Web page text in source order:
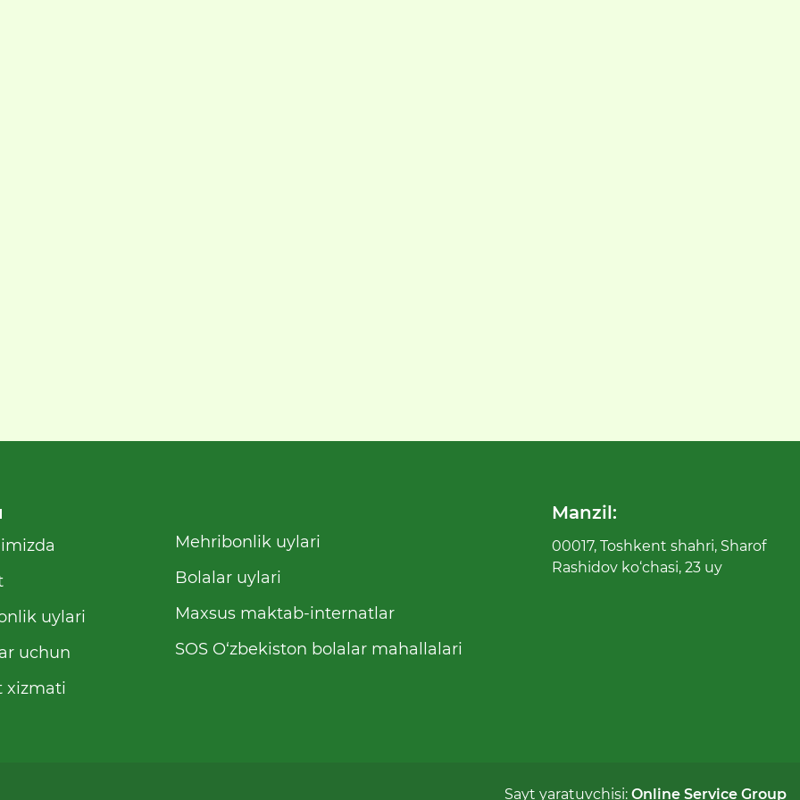
uylari
uchun
xizmati
Mehribonlik uylari
Bolalar uylari
Maxsus maktab-internatlar
SOS O‘zbekiston bolalar mahallalari
Manzil:
00017, Toshkent shahri, Sharof
Rashidov ko‘chasi, 23 uy
Sayt yaratuvchisi: Online Service Group